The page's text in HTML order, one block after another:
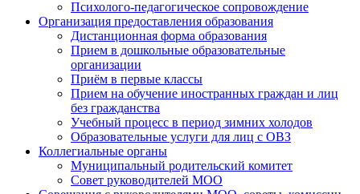
Психолого-педагогическое сопровождение
Организация предоставления образования
Дистанционная форма образования
Прием в дошкольные образовательные
организации
Приём в первые классы
Прием на обучение иностранных граждан и лиц
без гражданства
Учебный процесс в период зимних холодов
Образовательные услуги для лиц с ОВЗ
Коллегиальные органы
Муниципальный родительский комитет
Совет руководителей МОО